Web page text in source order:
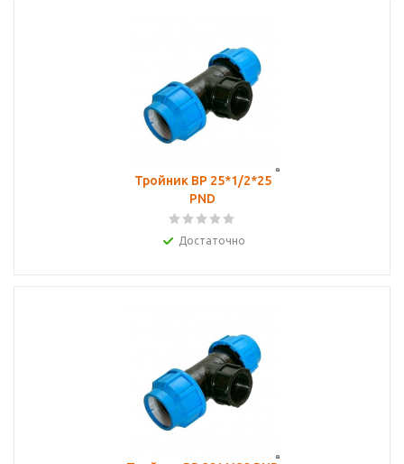
Тройник ВР 25*1/2*25
PND
Достаточно